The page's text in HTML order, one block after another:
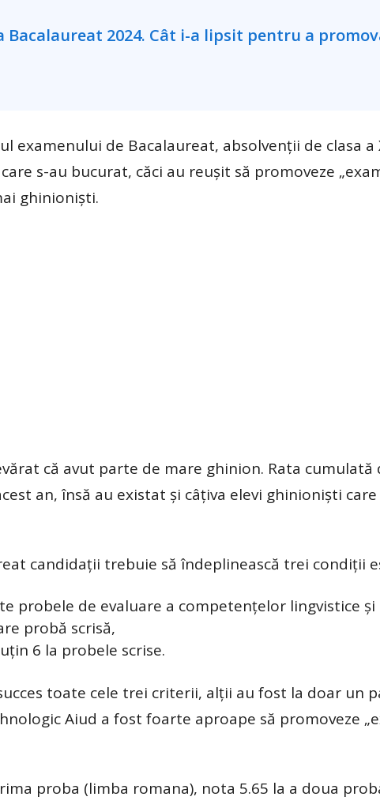
examenului de Bacalaureat, absolvenții de clasa a
s-au bucurat, căci au reușit să promoveze
ghinioniști.
că avut parte de mare ghinion. Rata cumulată
an, însă au existat și câțiva elevi ghinioniști
candidații trebuie să îndeplinească trei condiții
probele de evaluare a competențelor lingvistice
probă scrisă,
6 la probele scrise.
toate cele trei criterii, alții au fost la doar un
Aiud a fost foarte aproape să promoveze
proba (limba romana), nota 5.65 la a doua